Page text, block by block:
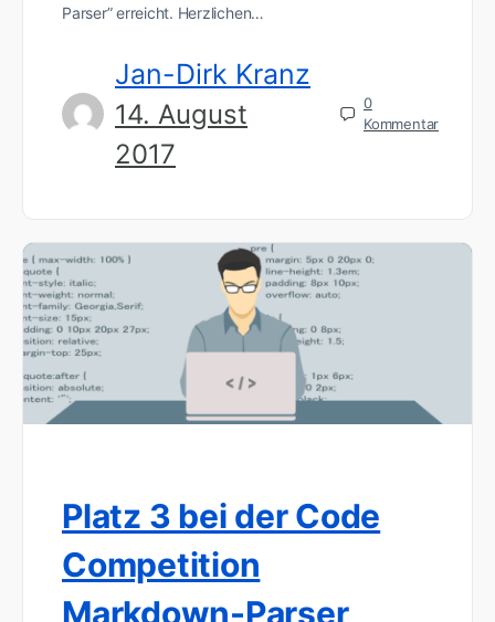
Parser” erreicht. Herzlichen…
Jan-Dirk Kranz
14. August
2017
0
Kommentar
Platz 3 bei der Code
Competition
Markdown-Parser